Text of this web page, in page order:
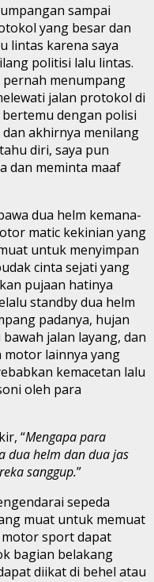
sampai
yang besar dan
lintas karena saya
politisi lalu lintas.
pernah menumpang
jalan protokol di
dengan polisi
akhirnya menilang
diri, saya pun
dan meminta maaf
dua helm kemana-
matic kekinian yang
untuk menyimpan
cinta sejati yang
pujaan hatinya
standby dua helm
padanya, hujan
jalan layang, dan
motor lainnya yang
kemacetan lalu
oleh para
“Mengapa para
dua helm dan dua jas
sanggup.”
sepeda
muat untuk memuat
sport dapat
bagian belakang
diikat di behel atau